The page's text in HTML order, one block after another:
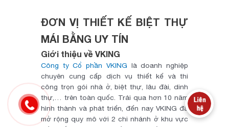
ĐƠN VỊ THIẾT KẾ BIỆT THỰ
MÁI BẰNG UY TÍN
Giới thiệu về VKING
Công ty Cổ phần VKING là doanh nghiệp
chuyên cung cấp dịch vụ thiết kế và thi
công trọn gói nhà ở, biệt thự, lâu đài, dinh
thự,… trên toàn quốc. Trải qua hơn 10 năm
hình thành và phát triển, đến nay VKING đã
mở rộng quy mô với 2 chi nhánh ở khu vực